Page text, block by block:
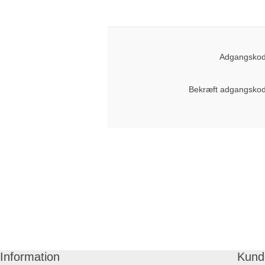
Bekræft
Information